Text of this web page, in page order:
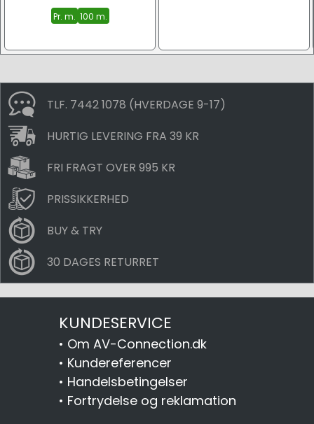
Pr. m. 100 m.
TLF. 7442 1078 (HVERDAGE 9-17)
HURTIG LEVERING FRA 39 KR
FRI FRAGT OVER 995 KR
PRISSIKKERHED
BUY & TRY
30 DAGES RETURRET
KUNDESERVICE
• Om AV-Connection.dk
• Kundereferencer
• Handelsbetingelser
• Fortrydelse og reklamation